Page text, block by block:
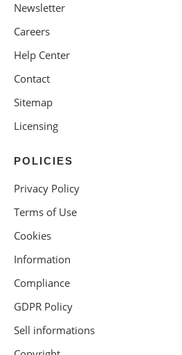
Newsletter
Careers
Help Center
Contact
Sitemap
Licensing
POLICIES
Privacy Policy
Terms of Use
Cookies
Information
Compliance
GDPR Policy
Sell informations